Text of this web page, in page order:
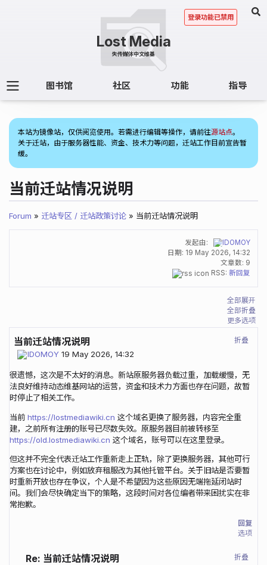
图书馆 社区 功能 指导
登录功能已禁用
本站为镜像站，仅供阅览使用。若需进行编辑等操作，请前往源站点。
关于迁站，由于服务器性能、资金、技术力等问题，迁站工作目前宣告暂
缓。
当前迁站情况说明
Forum » 迁站专区 / 迁站政策讨论 » 当前迁站情况说明
发起由:
IDOMOY
日期: 19 May 2026, 14:32
文章数: 9
RSS: 新回复
全部展开
全部折叠
更多选项
折叠
当前迁站情况说明
IDOMOY 19 May 2026, 14:32
很遗憾，这次是不太好的消息。新站原服务器负载过重，加载缓慢，无
法良好维持动态维基网站的运营，资金和技术力方面也存在问题，故暂
时停止了相关工作。
当前 https://lostmediawiki.cn 这个域名更换了服务器，内容完全重
建，之前所有注册的账号已尽数失效。原服务器目前被转移至
https://old.lostmediawiki.cn 这个域名，账号可以在这里登录。
但这并不完全代表迁站工作重新走上正轨，除了更换服务器，其他可行
方案也在讨论中，例如放弃租服改为其他托管平台。关于旧站是否要暂
时重新开放也存在争议，个人是不希望因为这些原因无端拖延闭站时
间。我们会尽快确定当下的策略，这段时间对各位编者带来困扰实在非
常抱歉。
回复
选项
折叠
Re: 当前迁站情况说明